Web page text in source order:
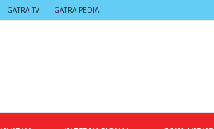
GATRA TV GATRA PEDIA